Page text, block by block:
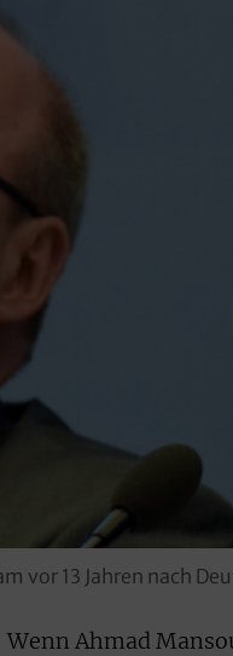
vor 13 Jahren nach
Wenn Ahmad